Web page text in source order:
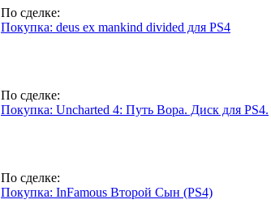
По сделке:
Покупка: deus ex mankind divided для PS4
По сделке:
Покупка: Uncharted 4: Путь Вора. Диск для PS4.
По сделке:
Покупка: InFamous Второй Сын (PS4)